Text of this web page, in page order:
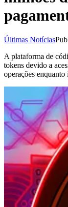
Últimas Notícias
A plataforma de
tokens devido a
operações